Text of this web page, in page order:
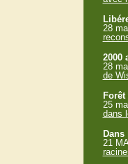
28
2000
28
de
25
dans
21